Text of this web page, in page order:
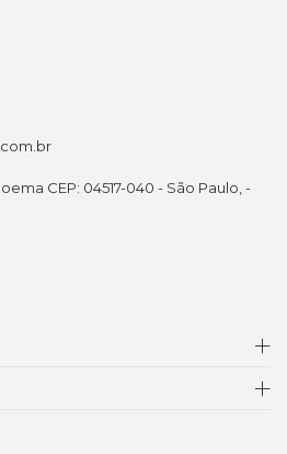
CEP: 04517-040 - São Paulo, -